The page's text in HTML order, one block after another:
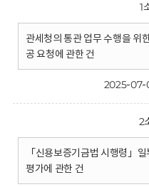
1
관세청의 통관 업무 수행을 위
공 요청에 관한 건
2025-07-
2
「신용보증기금법 시행령」
평가에 관한 건